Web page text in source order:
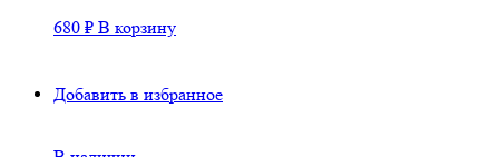
680 ₽ В корзину
Добавить в избранное